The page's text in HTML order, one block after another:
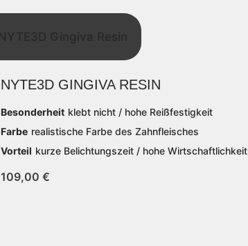
NYTE3D GINGIVA RESIN
Besonderheit klebt nicht / hohe Reißfestigkeit
Farbe realistische Farbe des Zahnfleisches
Vorteil kurze Belichtungszeit / hohe Wirtschaftlichkeit
109,00 €